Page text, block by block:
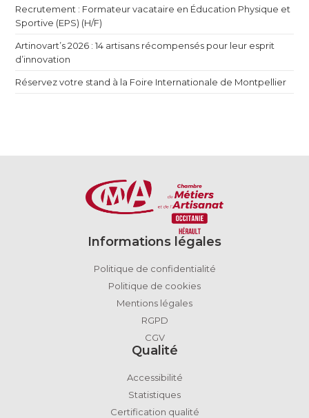
Recrutement : Formateur vacataire en Éducation Physique et
Sportive (EPS) (H/F)
Artinovart’s 2026 : 14 artisans récompensés pour leur esprit
d’innovation
Réservez votre stand à la Foire Internationale de Montpellier
Informations légales
Politique de confidentialité
Politique de cookies
Mentions légales
RGPD
CGV
Qualité
Accessibilité
Statistiques
Certification qualité